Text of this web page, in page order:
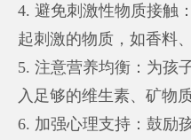
4. 避免刺激性物质接触
起刺激的物质，如香料
5. 注意营养均衡：为孩
入足够的维生素、矿物
6. 加强心理支持：鼓励